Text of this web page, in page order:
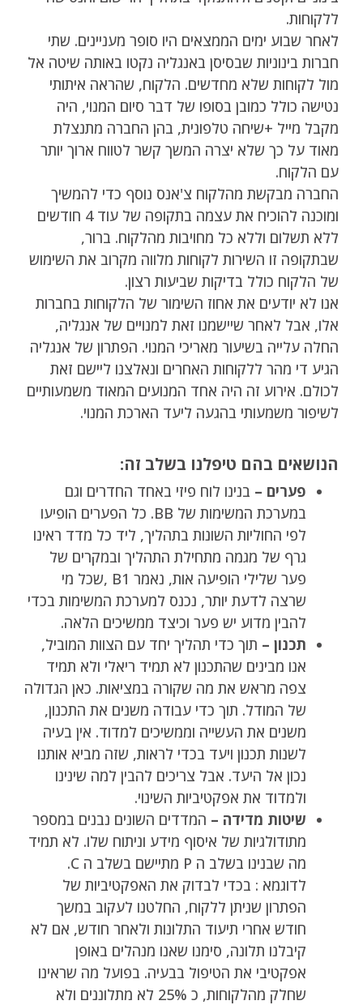
ללקוחות.
לאחר שבוע ימים הממצאים היו סופר מעניינים. שתי
חברות בינוניות שבסיסן באנגליה נקטו באותה שיטה אל
מול לקוחות שלא מחדשים. הלקוח, שהראה איתותי
נטישה כולל כמובן בסופו של דבר סיום המנוי, היה
מקבל מייל +שיחה טלפונית, בהן החברה מתנצלת
מאוד על כך שלא יצרה המשך קשר לטווח ארוך יותר
עם הלקוח.
החברה מבקשת מהלקוח צ'אנס נוסף כדי להמשיך
ומוכנה להוכיח את עצמה בתקופה של עוד 4 חודשים
ללא תשלום וללא כל מחויבות מהלקוח. ברור,
שבתקופה זו השירות לקוחות מלווה מקרוב את השימוש
של הלקוח כולל בדיקות שביעות רצון.
אנו לא יודעים את אחוז השימור של הלקוחות בחברות
אלו, אבל לאחר שיישמנו זאת למנויים של אנגליה,
החלה עלייה בשיעור מאריכי המנוי. הפתרון של אנגליה
הגיע די מהר ללקוחות האחרים ונאלצנו ליישם זאת
לכולם. אירוע זה היה אחד המנועים המאוד משמעותיים
לשיפור משמעותי בהגעה ליעד הארכת המנוי.
הנושאים בהם טיפלנו בשלב זה:
פערים – בנינו לוח פיזי באחד החדרים וגם
במערכת המשימות של BB. כל הפערים הופיעו
לפי החוליות השונות בתהליך, ליד כל מדד ראינו
גרף של מגמה מתחילת התהליך ובמקרים של
פער שלילי הופיעה אות, נאמר B1 ,שכל מי
שרצה לדעת יותר, נכנס למערכת המשימות בכדי
להבין מדוע יש פער וכיצד ממשיכים הלאה.
תכנון – תוך כדי תהליך יחד עם הצוות המוביל,
אנו מבינים שהתכנון לא תמיד ריאלי ולא תמיד
צפה מראש את מה שקורה במציאות. כאן הגדולה
של המודל. תוך כדי עבודה משנים את התכנון,
משנים את העשייה וממשיכים למדוד. אין בעיה
לשנות תכנון ויעד בכדי לראות, שזה מביא אותנו
נכון אל היעד. אבל צריכים להבין למה שינינו
ולמדוד את אפקטיביות השינוי.
שיטות מדידה – המדדים השונים נבנים במספר
מתודולגיות של איסוף מידע וניתוח שלו. לא תמיד
מה שבנינו בשלב ה P מתיישם בשלב ה C.
לדוגמא : בכדי לבדוק את האפקטיביות של
הפתרון שניתן ללקוח, החלטנו לעקוב במשך
חודש אחרי תיעוד התלונות ולאחר חודש, אם לא
קיבלנו תלונה, סימנו שאנו מנהלים באופן
אפקטיבי את הטיפול בבעיה. בפועל מה שראינו
שחלק מהלקוחות, כ 25% לא מתלוננים ולא